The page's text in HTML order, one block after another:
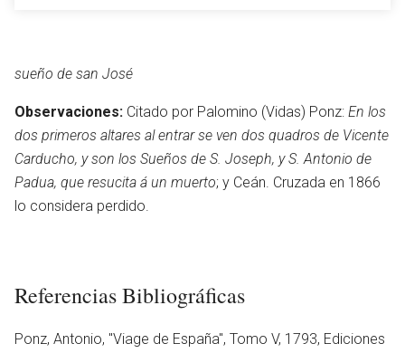
Leer
sueño de san José
Observaciones: Citado por Palomino (Vidas) Ponz: En los
dos primeros altares al entrar se ven dos quadros de Vicente
Carducho, y son los Sueños de S. Joseph, y S. Antonio de
Padua, que resucita á un muerto; y Ceán. Cruzada en 1866
lo considera perdido.
Referencias Bibliográficas
Ponz, Antonio, ''Viage de España'', Tomo V, 1793, Ediciones